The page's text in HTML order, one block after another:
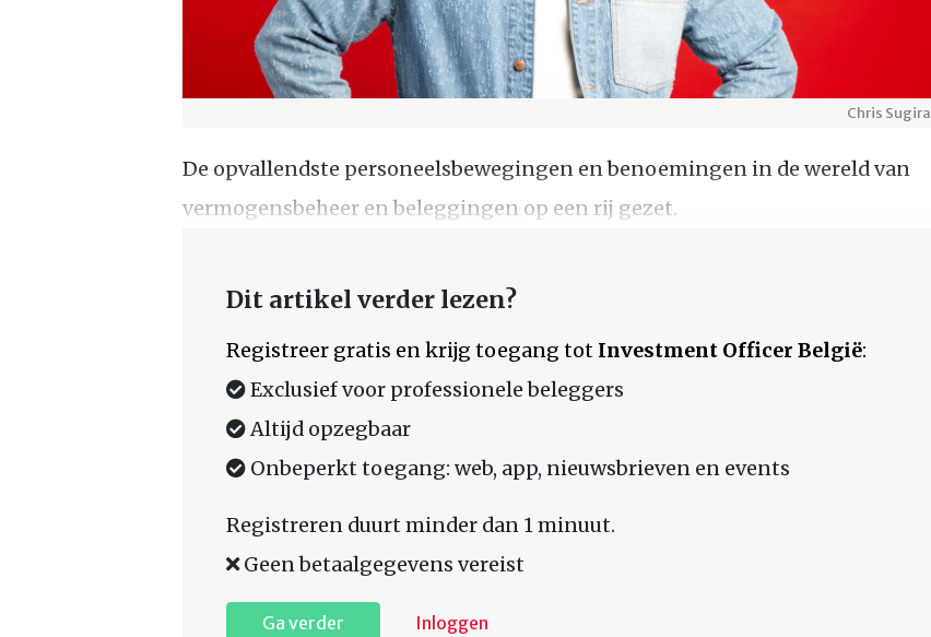
Chris Sugira
De opvallendste personeelsbewegingen en benoemingen in de wereld van
vermogensbeheer en beleggingen op een rij gezet.
Dit artikel verder lezen?
Registreer gratis en krijg toegang tot Investment Officer België:
Exclusief voor professionele beleggers
Altijd opzegbaar
Onbeperkt toegang: web, app, nieuwsbrieven en events
Registreren duurt minder dan 1 minuut.
Geen betaalgegevens vereist
Ga verder Inloggen